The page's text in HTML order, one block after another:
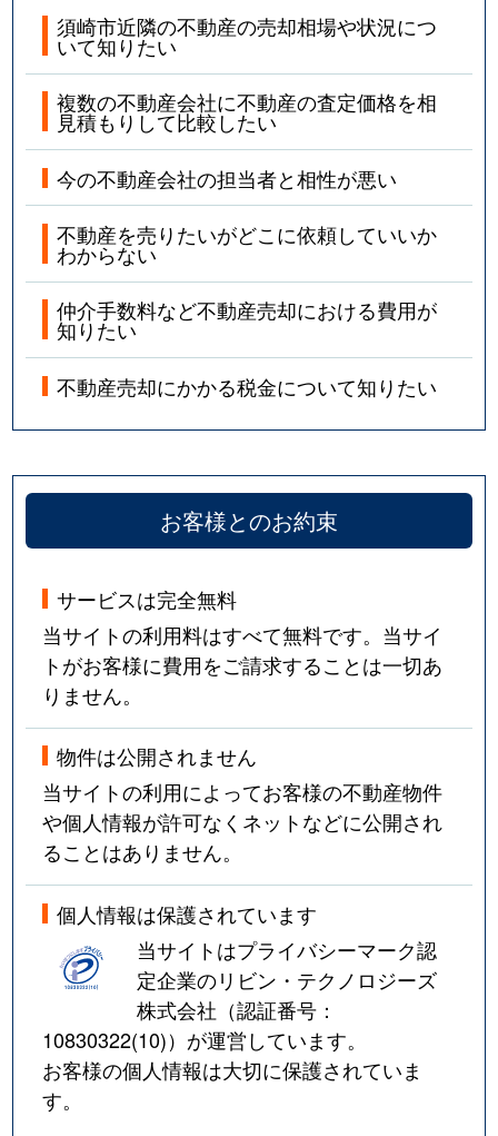
須崎市近隣の不動産の売却相場や状況につ
いて知りたい
複数の不動産会社に不動産の査定価格を相
見積もりして比較したい
今の不動産会社の担当者と相性が悪い
不動産を売りたいがどこに依頼していいか
わからない
仲介手数料など不動産売却における費用が
知りたい
不動産売却にかかる税金について知りたい
お客様とのお約束
サービスは完全無料
当サイトの利用料はすべて無料です。当サイ
トがお客様に費用をご請求することは一切あ
りません。
物件は公開されません
当サイトの利用によってお客様の不動産物件
や個人情報が許可なくネットなどに公開され
ることはありません。
個人情報は保護されています
当サイトはプライバシーマーク認
定企業のリビン・テクノロジーズ
株式会社（認証番号：
10830322(10)）が運営しています。
お客様の個人情報は大切に保護されていま
す。